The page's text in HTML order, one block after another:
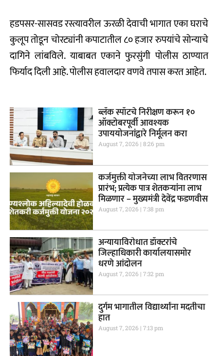
हडपसर-सासवड रस्त्यावरील ऊरळी देवाची भागात एका घराचे
कुलूप तोडून चोरट्यांनी कपाटातील ८० हजार रुपयांचे सोन्याचे
दागिने लांबविले. याबाबत एकाने फुरसुंगी पोलीस ठाण्यात
फिर्याद दिली आहे. पोलीस हवालदार वणवे तपास करत आहेत.
ब्लॅक स्पॉटचे निरीक्षण करून १०
ऑक्टोबरपूर्वी आवश्यक
उपाययोजनांद्वारे निर्मूलन करा
August 7, 2026 8:26 pm
कर्जमुक्ती योजनेच्या लाभ वितरणास
प्रारंभ; प्रत्येक पात्र शेतकऱ्यांना लाभ
मिळणार – मुख्यमंत्री देवेंद्र फडणवीस
August 7, 2026 7:38 pm
अन्यायाविरोधात डॉक्टरांचे
जिल्हाधिकारी कार्यालयासमोर
धरणे आंदोलन
August 7, 2026 7:32 pm
दुर्गम भागातील विद्यार्थ्यांना मदतीचा
हात
August 7, 2026 7:13 pm